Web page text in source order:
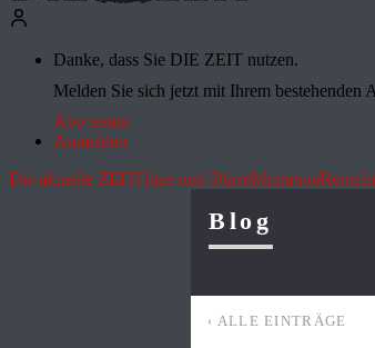
Danke, dass Sie DIE ZEIT nutzen.
Melden Sie sich jetzt mit Ihrem bestehenden
Abo testen
Anmelden
Die aktuelle ZEITHitze und DürreMigrationRente
Blog
‹ ALLE EINTRÄGE